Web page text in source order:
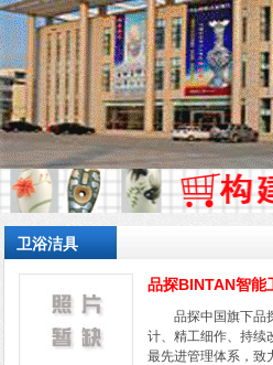
卫浴洁具
品探BINTAN智能
品探中国旗下品
计、精工细作、持续
最先进管理体系，致